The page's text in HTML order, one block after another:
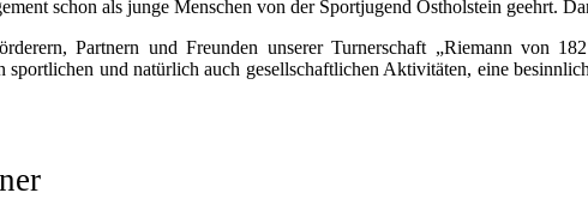
schon als junge Menschen von der Sportjugend Ostholstein geehrt.
Partnern und Freunden unserer Turnerschaft „Riemann von
sportlichen und natürlich auch gesellschaftlichen Aktivitäten, eine